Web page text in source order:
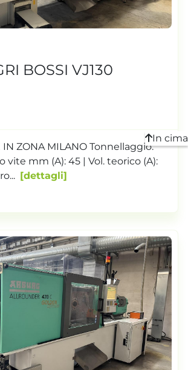
BOSSI VJ130
IN ZONA MILANO Tonnellaggio:
vite mm (A): 45 | Vol. teorico (A):
dettagli
In cima